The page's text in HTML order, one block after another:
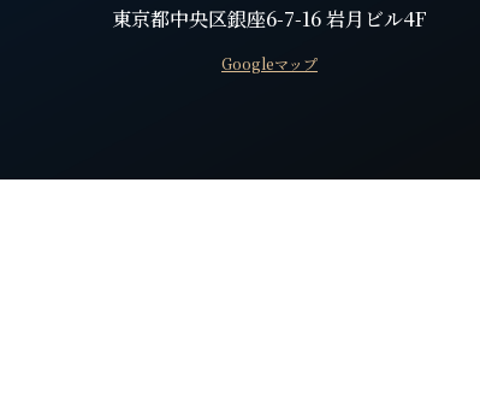
東京都中央区銀座6-7-16 岩月ビル4F
Googleマップ